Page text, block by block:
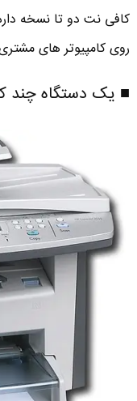
کافی نت دو تا نسخه
روی کامپیوتر های
■ یک دستگاه چند